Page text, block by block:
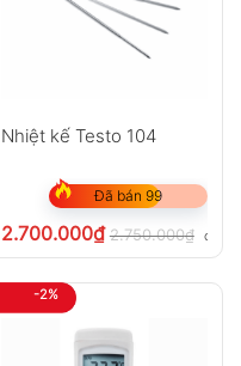
Nhiệt kế Testo 104
Đã bán 99
2.700.000₫ 2.750.000₫ chưa
-2%